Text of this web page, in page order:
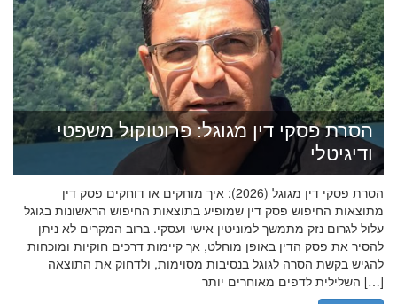
הסרת פסקי דין מגוגל: פרוטוקול משפטי
ודיגיטלי
הסרת פסקי דין מגוגל (2026): איך מוחקים או דוחקים פסק דין
מתוצאות החיפוש פסק דין שמופיע בתוצאות החיפוש הראשונות בגוגל
עלול לגרום נזק מתמשך למוניטין אישי ועסקי. ברוב המקרים לא ניתן
להסיר את פסק הדין באופן מוחלט, אך קיימות דרכים חוקיות ומוכחות
להגיש בקשת הסרה לגוגל בנסיבות מסוימות, ולדחוק את התוצאה
השלילית לדפים מאוחרים יותר […]